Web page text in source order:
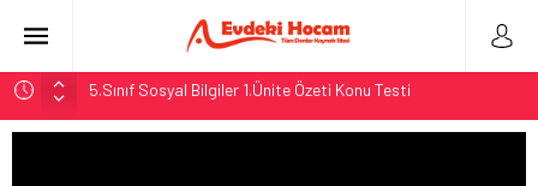
5.Sınıf Sosyal Bilgiler 1.Ünite Özeti Konu Testi
MEB 2. Dönem 2. Yazılı Örnek Soruları